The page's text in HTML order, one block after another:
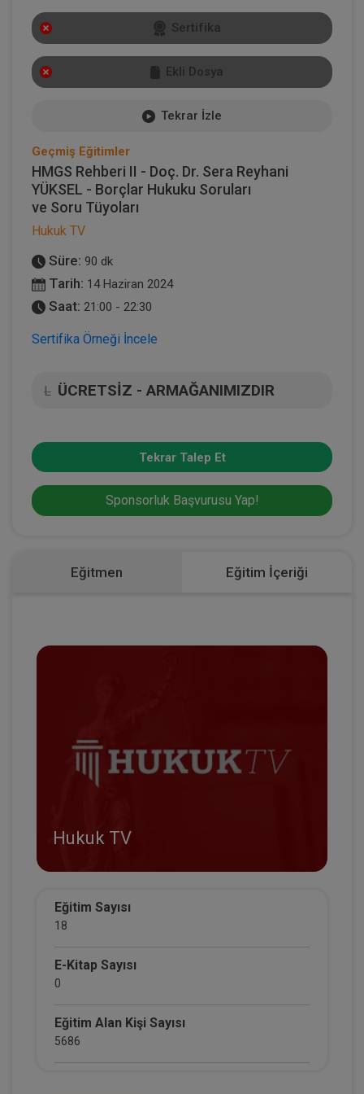
Sertifika
Ekli Dosya
Tekrar İzle
Geçmiş Eğitimler
HMGS Rehberi II - Doç. Dr. Sera Reyhani
YÜKSEL - Borçlar Hukuku Soruları
ve Soru Tüyoları
Hukuk TV
Süre: 90 dk
Tarih: 14 Haziran 2024
Saat: 21:00 - 22:30
Sertifika Örneği İncele
L ÜCRETSİZ - ARMAĞANIMIZDIR
Tekrar Talep Et
Sponsorluk Başvurusu Yap!
Eğitmen Eğitim İçeriği
Hukuk TV
Eğitim Sayısı
18
E-Kitap Sayısı
0
Eğitim Alan Kişi Sayısı
5686